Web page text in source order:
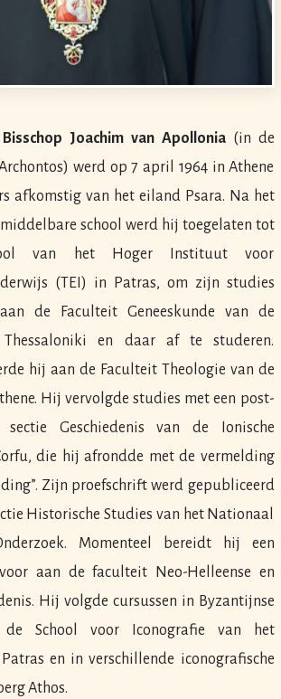
Joachim van Apollonia(in de
werd op 7 april 1964 in Athene
afkomstig van het eiland Psara. Na het
school werd hij toegelaten tot
van het Hoger Instituut voor
(TEI) in Patras, om zijn studies
de Faculteit Geneeskunde van de
en daar af te studeren.
hij aan de Faculteit Theologie van de
Hij vervolgde studies met een post-
Geschiedenis van de Ionische
die hij afrondde met de vermelding
Zijn proefschrift werd gepubliceerd
Historische Studies van het Nationaal
Momenteel bereidt hij een
aan de faculteit Neo-Helleense en
Hij volgde cursussen in Byzantijnse
de School voor Iconografie van het
en in verschillende iconografische
Athos.